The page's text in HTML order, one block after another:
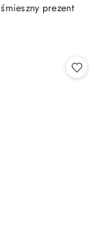
prezent